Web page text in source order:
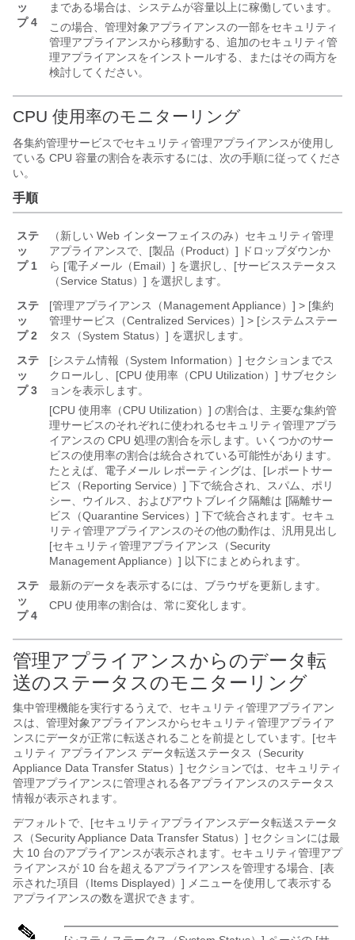
ッ
プ 4
まである場合は、システムが容量以上に稼働しています。
この場合、管理対象アプライアンスの一部をセキュリティ
管理アプライアンスから移動する、追加のセキュリティ管
理アプライアンスをインストールする、またはその両方を
検討してください。
CPU 使用率のモニターリング
各集約管理サービスでセキュリティ管理アプライアンスが使用し
ている CPU 容量の割合を表示するには、次の手順に従ってくださ
い。
手順
ステ
ッ
プ 1
（新しい Web インターフェイスのみ）セキュリティ管理
アプライアンスで、[製品（Product）] ドロップダウンか
ら [電子メール（Email）] を選択し、[サービスステータス
（Service Status）] を選択します。
ステ
ッ
プ 2
[管理アプライアンス（Management Appliance）] > [集約
管理サービス（Centralized Services）] > [システムステー
タス（System Status）] を選択します。
ステ
ッ
プ 3
[システム情報（System Information）] セクションまでス
クロールし、[CPU 使用率（CPU Utilization）] サブセクシ
ョンを表示します。
[CPU 使用率（CPU Utilization）] の割合は、主要な集約管
理サービスのそれぞれに使われるセキュリティ管理アプラ
イアンスの CPU 処理の割合を示します。いくつかのサー
ビスの使用率の割合は統合されている可能性があります。
たとえば、電子メール レポーティングは、[レポートサー
ビス（Reporting Service）] 下で統合され、スパム、ポリ
シー、ウイルス、およびアウトブレイク隔離は [隔離サー
ビス（Quarantine Services）] 下で統合されます。セキュ
リティ管理アプライアンスのその他の動作は、汎用見出し
[セキュリティ管理アプライアンス（Security
Management Appliance）] 以下にまとめられます。
ステ
ッ
プ 4
最新のデータを表示するには、ブラウザを更新します。
CPU 使用率の割合は、常に変化します。
管理アプライアンスからのデータ転
送のステータスのモニターリング
集中管理機能を実行するうえで、セキュリティ管理アプライアン
スは、管理対象アプライアンスからセキュリティ管理アプライア
ンスにデータが正常に転送されることを前提としています。[セキ
ュリティ アプライアンス データ転送ステータス（Security
Appliance Data Transfer Status）] セクションでは、セキュリティ
管理アプライアンスに管理される各アプライアンスのステータス
情報が表示されます。
デフォルトで、[セキュリティアプライアンスデータ転送ステータ
ス（Security Appliance Data Transfer Status）] セクションには最
大 10 台のアプライアンスが表示されます。セキュリティ管理アプ
ライアンスが 10 台を超えるアプライアンスを管理する場合、[表
示された項目（Items Displayed）] メニューを使用して表示する
アプライアンスの数を選択できます。